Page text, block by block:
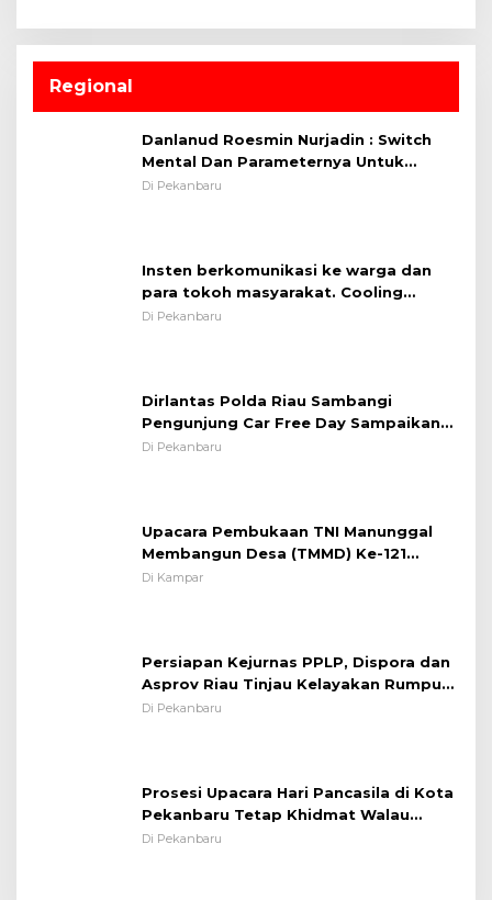
Regional
Danlanud Roesmin Nurjadin : Switch
Mental Dan Parameternya Untuk
Melaksanakan ✈
Di Pekanbaru
Insten berkomunikasi ke warga dan
para tokoh masyarakat. Cooling
System OMP LK ²024 Polsek Rumbai,
Di Pekanbaru
Dirlantas Polda Riau Sambangi
Pengunjung Car Free Day Sampaikan
Pesan Edukasi Kamtibmas &
Di Pekanbaru
Upacara Pembukaan TNI Manunggal
Membangun Desa (TMMD) Ke-121
Kodim 0313/KPR Tahun 2024) ?
Di Kampar
Persiapan Kejurnas PPLP, Dispora dan
Asprov Riau Tinjau Kelayakan Rumput
Lapangan Sepakbola
Di Pekanbaru
Prosesi Upacara Hari Pancasila di Kota
Pekanbaru Tetap Khidmat Walau
Dalam Ruangan
Di Pekanbaru